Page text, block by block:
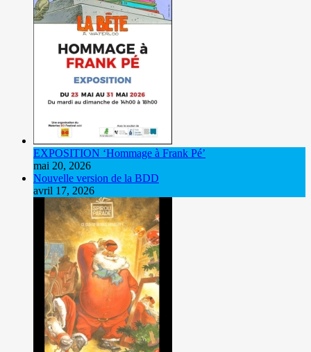
EXPOSITION ‘Hommage à Frank Pé’
mai 20, 2026
Nouvelle version de la BDD
avril 17, 2026